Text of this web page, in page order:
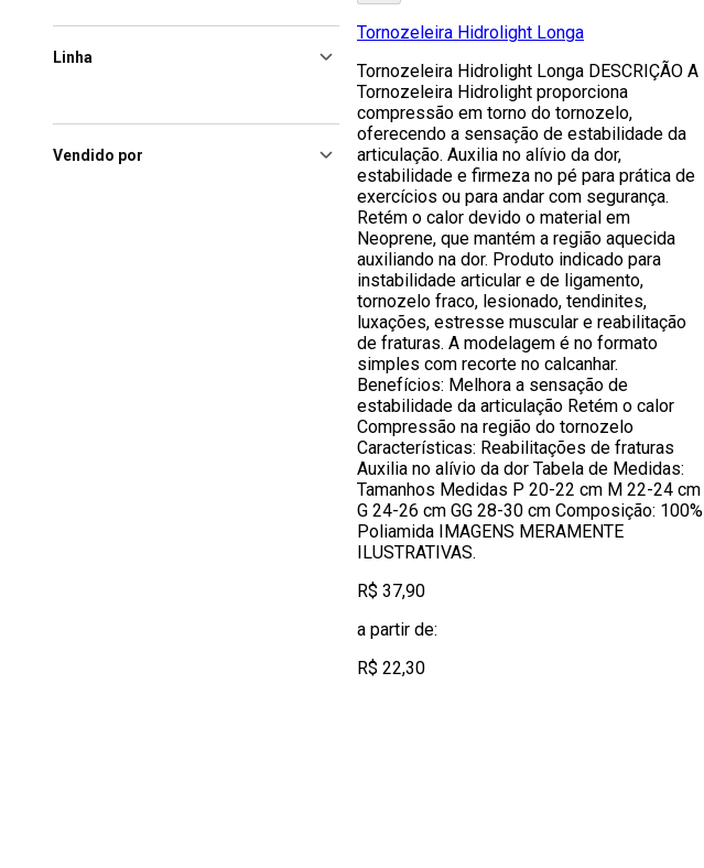
Linha
Vendido por
Tornozeleira Hidrolight Longa
Tornozeleira Hidrolight Longa DESCRIÇÃO A
Tornozeleira Hidrolight proporciona
compressão em torno do tornozelo,
oferecendo a sensação de estabilidade da
articulação. Auxilia no alívio da dor,
estabilidade e firmeza no pé para prática de
exercícios ou para andar com segurança.
Retém o calor devido o material em
Neoprene, que mantém a região aquecida
auxiliando na dor. Produto indicado para
instabilidade articular e de ligamento,
tornozelo fraco, lesionado, tendinites,
luxações, estresse muscular e reabilitação
de fraturas. A modelagem é no formato
simples com recorte no calcanhar.
Benefícios: Melhora a sensação de
estabilidade da articulação Retém o calor
Compressão na região do tornozelo
Características: Reabilitações de fraturas
Auxilia no alívio da dor Tabela de Medidas:
Tamanhos Medidas P 20-22 cm M 22-24 cm
G 24-26 cm GG 28-30 cm Composição: 100%
Poliamida IMAGENS MERAMENTE
ILUSTRATIVAS.
R$ 37,90
a partir de:
R$ 22,30